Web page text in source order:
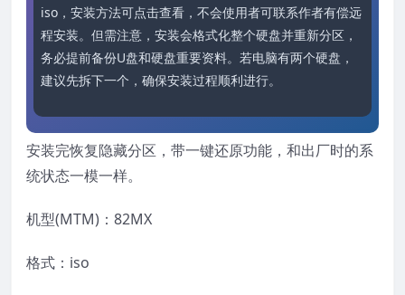
iso，安装方法可点击查看，不会使用者可联系作者有偿远
程安装。但需注意，安装会格式化整个硬盘并重新分区，
务必提前备份U盘和硬盘重要资料。若电脑有两个硬盘，
建议先拆下一个，确保安装过程顺利进行。
安装完恢复隐藏分区，带一键还原功能，和出厂时的系
统状态一模一样。
机型(MTM)：82MX
格式：iso